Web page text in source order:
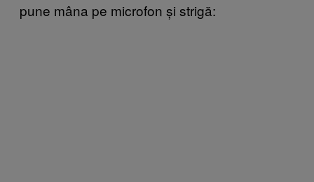
pune mâna pe microfon și strigă: